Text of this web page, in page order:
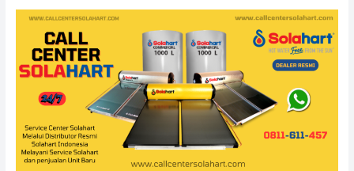
Call
Center
Solahart
&
Water
Solahart
Indonesia